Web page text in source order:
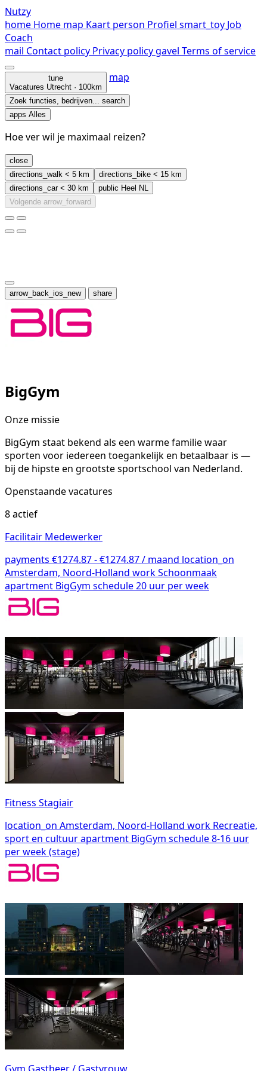
Nutzy
home Home map Kaart person Profiel smart_toy Job
Coach
mail Contact policy Privacy policygavel Terms of service
tune
Vacatures Utrecht · 100km
map
Zoek functies, bedrijven... search
apps Alles
Hoe ver wil je maximaal reizen?
close
directions_walk < 5 km directions_bike < 15 km
directions_car< 30 km public Heel NL
Volgende arrow_forward
arrow_back_ios_new share
BigGym
Onze missie
BigGym staat bekend als een warme familie waar
sporten voor iedereen toegankelijk en betaalbaar is —
bij de hipste en grootste sportschool van Nederland.
Openstaande vacatures
8 actief
Facilitair Medewerker
payments €1274.87 - €1274.87 / maand location_on
Amsterdam, Noord-Holland workSchoonmaak
apartment BigGym schedule20 uur per week
Fitness Stagiair
location_on Amsterdam, Noord-Holland work Recreatie,
sport en cultuurapartment BigGym schedule8-16 uur
per week (stage)